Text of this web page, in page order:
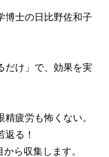
博士の日比野佐和子
だけ」で、効果を実
疲労も怖くない。
る！
ら収集します。